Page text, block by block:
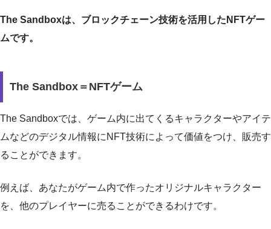
The Sandboxは、ブロックチェーン技術を活用したNFTゲー
ムです。
The Sandbox＝NFTゲーム
The Sandboxでは、ゲーム内に出てくるキャラクターやアイテ
ムなどのデジタル情報にNFT技術によって価値をつけ、販売す
ることができます。
例えば、あなたがゲーム内で作ったオリジナルキャラクター
を、他のプレイヤーに売ることができるわけです。